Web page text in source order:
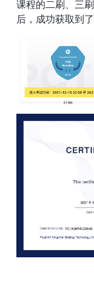
课程的二刷、三
后，成功获取到